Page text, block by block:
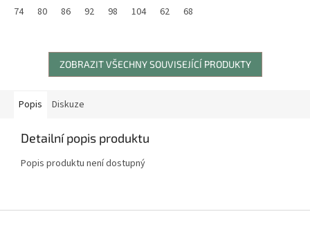
74 80 86 92 98 104 62 68
ZOBRAZIT VŠECHNY SOUVISEJÍCÍ PRODUKTY
Popis Diskuze
Detailní popis produktu
Popis produktu není dostupný